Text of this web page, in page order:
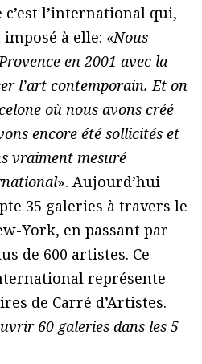
c’est l’international qui,
imposé à elle: «Nous
en 2001 avec la
l’art contemporain. Et on
où nous avons créé
encore été sollicités et
vraiment mesuré
». Aujourd’hui
35 galeries à travers le
York, en passant par
de 600 artistes. Ce
représente
de Carré d’Artistes.
60 galeries dans les 5